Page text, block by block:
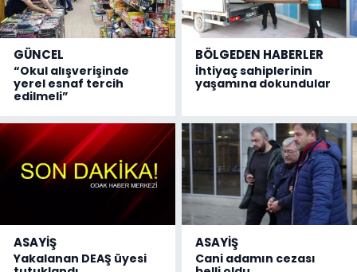
GÜNCEL
“Okul alışverişinde
yerel esnaf tercih
edilmeli”
BÖLGEDEN HABERLER
İhtiyaç sahiplerinin
yaşamına dokundular
ASAYİŞ
Yakalanan DEAŞ üyesi
ASAYİŞ
Cani adamın cezası